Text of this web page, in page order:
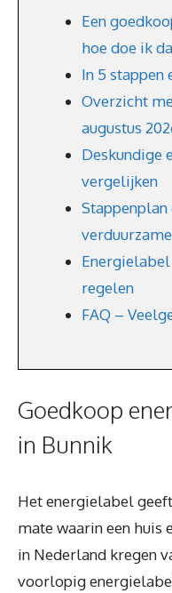
Een
hoe doe ik
In 5 stappen
Overzicht
augustus
Deskundige
vergelijken
regelen
FAQ –
Goedkoop
in Bunnik
Het energielabel
mate waarin een huis
in Nederland kregen
voorlopig